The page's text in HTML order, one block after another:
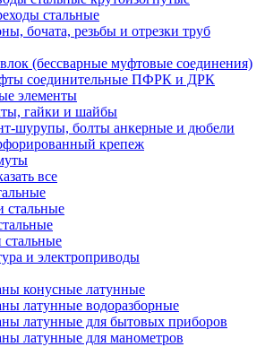
стальные
бочата, резьбы и отрезки труб
(бессварные муфтовые соединения)
соединительные ПФРК и ДРК
элементы
гайки и шайбы
шурупы, болты анкерные и дюбели
крепеж
все
стальные
стальные
и электроприводы
конусные латунные
латунные водоразборные
латунные для бытовых приборов
латунные для манометров